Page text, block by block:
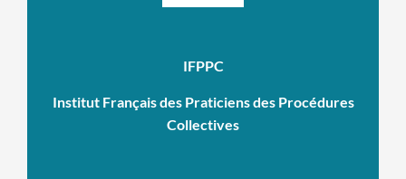
IFPPC
Institut Français des Praticiens des Procédures
Collectives